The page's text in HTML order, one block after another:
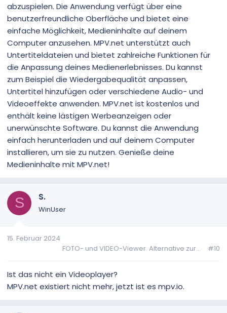
abzuspielen. Die Anwendung verfügt über eine
benutzerfreundliche Oberfläche und bietet eine
einfache Möglichkeit, Medieninhalte auf deinem
Computer anzusehen. MPV.net unterstützt auch
Untertiteldateien und bietet zahlreiche Funktionen für
die Anpassung deines Medienerlebnisses. Du kannst
zum Beispiel die Wiedergabequalität anpassen,
Untertitel hinzufügen oder verschiedene Audio- und
Videoeffekte anwenden. MPV.net ist kostenlos und
enthält keine lästigen Werbeanzeigen oder
unerwünschte Software. Du kannst die Anwendung
einfach herunterladen und auf deinem Computer
installieren, um sie zu nutzen. Genieße deine
Medieninhalte mit MPV.net!
S S.
WinUser
15. Februar 2024
FOTO- und VIDEO-Viewer. Alternative zur...
#10
Ist das nicht ein Videoplayer?
MPV.net existiert nicht mehr, jetzt ist es mpv.io.